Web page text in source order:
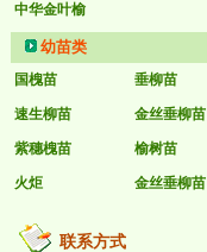
中华金叶榆
幼苗类
国槐苗 垂柳苗
速生柳苗 金丝垂柳苗
紫穗槐苗 榆树苗
火炬 金丝垂柳苗
联系方式